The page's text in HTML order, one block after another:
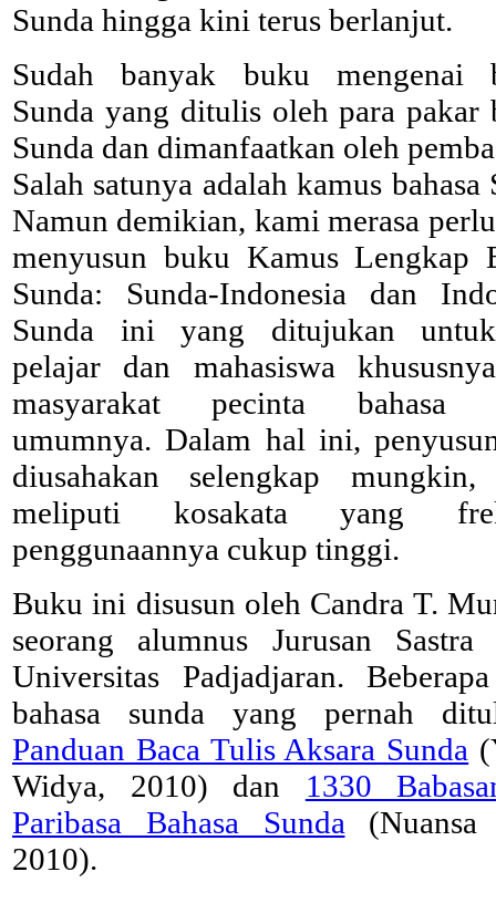
Sunda hingga kini terus berlanjut.
Sudah banyak buku mengenai
Sunda yang ditulis oleh para pakar
Sunda dan dimanfaatkan oleh
Salah satunya adalah kamus bahasa
Namun demikian, kami merasa
menyusun buku Kamus Lengkap
Sunda: Sunda-Indonesia dan
Sunda ini yang ditujukan
pelajar dan mahasiswa
masyarakat pecinta bahasa
umumnya. Dalam hal ini,
diusahakan selengkap
meliputi kosakata yang
penggunaannya cukup tinggi.
Buku ini disusun oleh Candra T.
seorang alumnus Jurusan Sastra
Universitas Padjadjaran.
bahasa sunda yang pernah
Panduan Baca Tulis Aksara Sunda
Widya, 2010) dan 1330
Paribasa Bahasa Sunda (Nuansa
2010).